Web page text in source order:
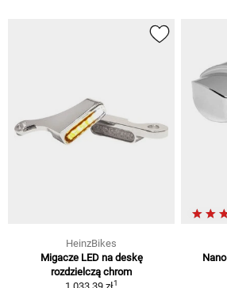
HeinzBikes
Migacze LED na deskę
rozdzielczą chrom
1